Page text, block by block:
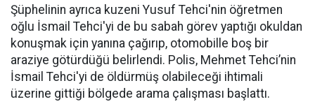
Şüphelinin ayrıca kuzeni Yusuf Tehci'nin öğretmen
oğlu İsmail Tehci'yi de bu sabah görev yaptığı okuldan
konuşmak için yanına çağırıp, otomobille boş bir
araziye götürdüğü belirlendi. Polis, Mehmet Tehci’nin
İsmail Tehci'yi de öldürmüş olabileceği ihtimali
üzerine gittiği bölgede arama çalışması başlattı.